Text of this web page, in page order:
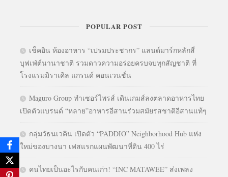
POPULAR POST
เช็คอิน ห้องอาหาร “เปรมประชากร” แลนด์มาร์กหลักสี่
บุฟเฟ่ต์นานาชาติ รวมดาวความอร่อยครบจบทุกสัญชาติ ที่
โรงแรมมิราเคิล แกรนด์ คอนเวนชั่น
Maguro Group ทำเซอร์ไพรส์ เดินเกมส์ลงตลาดอาหารไทย
เปิดตัวแบรนด์ “หลาย”อาหารอีสานร่วมสมัยรสชาติอีสานแท้ๆ
กลุ่มวัธนเวคิน เปิดตัว “PADDIO” Neighborhood Hub แห่ง
ใหม่ของบางนา เฟสแรกแผนพัฒนาที่ดิน 400 ไร่
คนไทยเป็นอะไรกับคนเก่า! “INC MATAWEE” ส่งเพลง